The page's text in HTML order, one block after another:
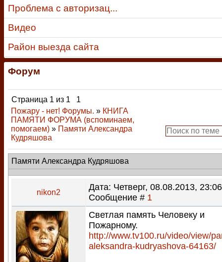
Проблема с авторизац...
Видео
Район выезда сайта
Форум
Страница 1 из 1
1
Пожару - нет! Форумы. » КНИГА
ПАМЯТИ ФОРУМА (вспоминаем,
помогаем) » Памяти Александра
Кудряшова
Памяти Александра Кудряшова
nikon2
Дата: Четверг, 08.08.2013,
Сообщение # 1
Светлая память Человеку и
Пожарному.
http://www.tv100.ru/video/view/
aleksandra-kudryashova-64163/